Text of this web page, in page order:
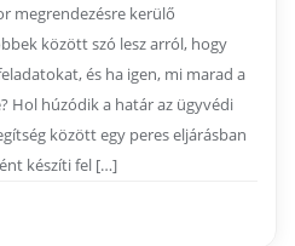
megrendezésre kerülő
között szó lesz arról, hogy
és ha igen, mi marad a
Hol húzódik a határ az ügyvédi
között egy peres eljárásban
készíti fel […]